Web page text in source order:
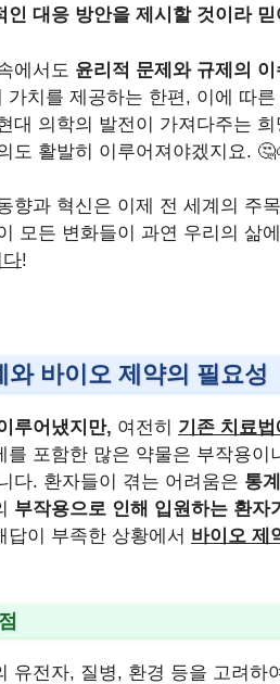
인 대응 방안을 제시할 것이라
에서도 윤리적 문제와 규제의
가치를 제공하는 한편, 이에 따른
대 의학의 발전이 가져다주는
도 활발히 이루어져야겠지요.
향과 혁신은 이제 전 세계의 주
모든 변화들이 과연 우리의 삶
!
바이오 제약의 필요성
루어냈지만, 여전히 기존 치료법
를 포함한 많은 약물은 부작용이
다. 환자들이 겪는 어려움은 통
부작용으로 인해 입원하는 환자
이 부족한 상황에서 바이오 제
유전자, 질병, 환경 등을 고려하